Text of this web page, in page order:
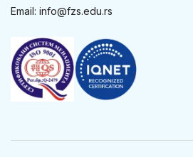
Email: info@fzs.edu.rs